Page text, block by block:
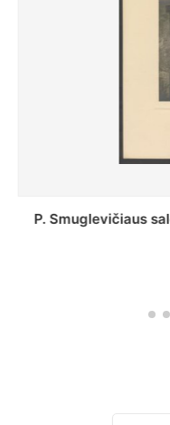
Stepono Batoro